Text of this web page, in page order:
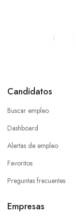
Candidatos
Buscar empleo
Dashboard
Alertas de empleo
Favoritos
Preguntas frecuentes
Empresas